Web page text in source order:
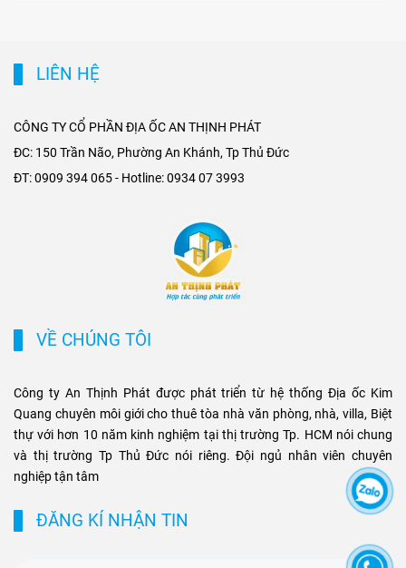
giao thông liên vùng, rút
ngoại thành vào trung tâm,
mở rộng không gian phát
triển cho các khu đô thị mới,
khu biệt thự cao cấp và cụm
tiện ích di chuyển và hạ tầng
đồng bộ đang tạo ra biên độ
tăng giá và tiềm năng khai
các loại hình bất động sản
khai thác tòa nhà văn phòng
tại các trục đường gần ga
Metro. Sự kết hợp giữa hạ
tầng hiện đại và nhu cầu di
chỉ tạo ưu thế cạnh tranh cho
chủ đầu tư, mà còn mở ra cơ
phân khúc bất động sản
LIÊN HỆ
CÔNG TY CỔ PHẦN ĐỊA ỐC AN THỊNH PHÁT
ĐC: 150 Trần Não, Phường An Khánh, Tp Thủ Đức
ĐT: 0909 394 065 - Hotline: 0934 07 3993
VỀ CHÚNG TÔI
Công ty An Thịnh Phát được phát triển từ hệ thống Địa ốc Kim
Quang chuyên môi giới cho thuê tòa nhà văn phòng, nhà, villa, Biệt
thự với hơn 10 năm kinh nghiệm tại thị trường Tp. HCM nói chung
và thị trường Tp Thủ Đức nói riêng. Đội ngủ nhân viên chuyên
nghiệp tận tâm
ĐĂNG KÍ NHẬN TIN